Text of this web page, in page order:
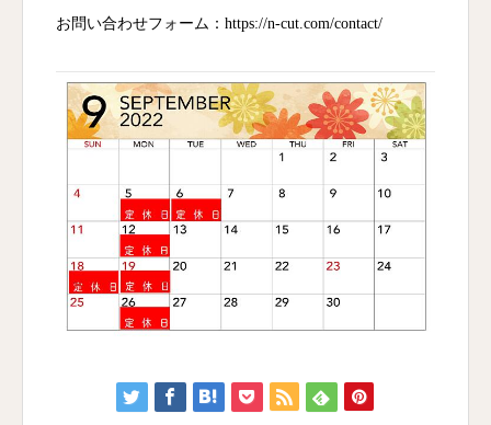
お問い合わせフォーム： https://n-cut.com/contact/